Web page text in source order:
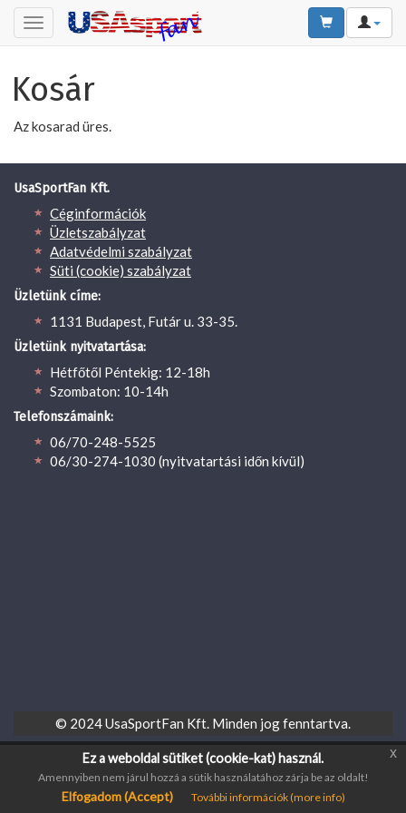
Toggle
navigation
Kosár
Az kosarad üres.
UsaSportFan Kft.
Céginformációk
Üzletszabályzat
Adatvédelmi szabályzat
Süti (cookie) szabályzat
Üzletünk címe:
1131 Budapest, Futár u. 33-35.
Üzletünk nyitvatartása:
Hétfőtől Péntekig: 12-18h
Szombaton: 10-14h
Telefonszámaink:
06/70-248-5525
06/30-274-1030 (nyitvatartási időn kívül)
© 2024 UsaSportFan Kft. Minden jog fenntartva.
Ez a weboldal sütiket (cookie-kat) használ.
Amennyiben nem járul hozzá a sütik használatához zárja be az oldalt!
Elfogadom (Accept) További információk (more info)
x